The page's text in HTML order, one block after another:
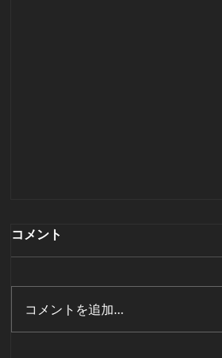
Outlook(classic)の不具合
今月のWindows Update適用後
という不具合が発生しています。
条件① Outlook(classic)でPOP3
を使用するメールを利用してい
コメント
コメントを追加…